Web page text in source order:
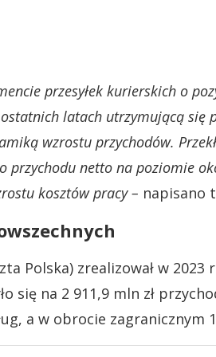
przesyłek kurierskich o
latach utrzymującą się
wzrostu przychodów.
netto na poziomie
kosztów pracy – napisano
Polska) zrealizował w 2023
się na 2 911,9 mln zł
a w obrocie zagranicznym